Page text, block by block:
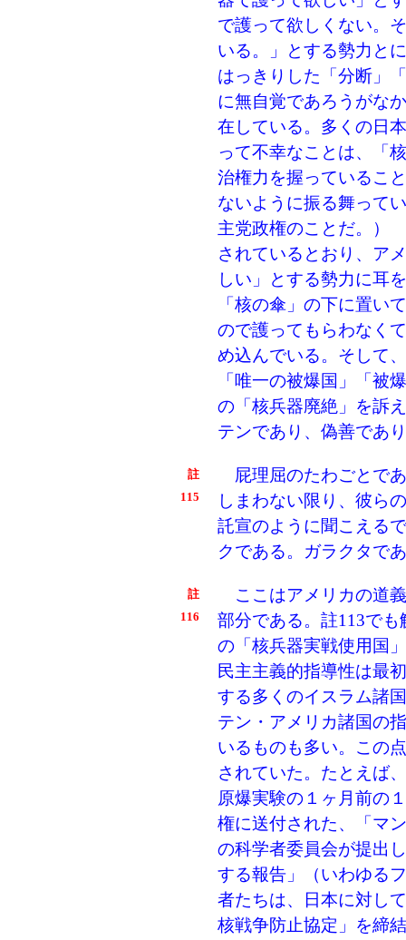
で護って欲しくない。
いる。」とする勢力と
はっきりした「分断」
に無自覚であろうがな
在している。多くの日
って不幸なことは、「
治権力を握っているこ
ないように振る舞って
主党政権のことだ。）
されているとおり、ア
しい」とする勢力に耳
「核の傘」の下に置い
ので護ってもらわなく
め込んでいる。そして
「唯一の被爆国」「被
の「核兵器廃絶」を訴
テンであり、偽善であ
註
115
屁理屈のたわごとで
しまわない限り、彼ら
託宣のように聞こえる
クである。ガラクタで
註
116
ここはアメリカの道
部分である。註113で
の「核兵器実戦使用国
民主主義的指導性は最
する多くのイスラム諸
テン・アメリカ諸国の
いるものも多い。この
されていた。たとえば
原爆実験の１ヶ月前の
権に送付された、「マ
の科学者委員会が提出
する報告」（いわゆる
者たちは、日本に対し
核戦争防止協定」を締